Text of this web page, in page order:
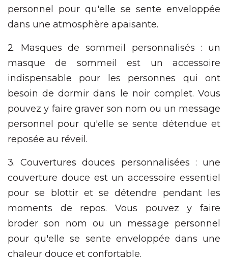
personnel pour qu'elle se sente enveloppée
dans une atmosphère apaisante.
2. Masques de sommeil personnalisés : un
masque de sommeil est un accessoire
indispensable pour les personnes qui ont
besoin de dormir dans le noir complet. Vous
pouvez y faire graver son nom ou un message
personnel pour qu'elle se sente détendue et
reposée au réveil.
3. Couvertures douces personnalisées : une
couverture douce est un accessoire essentiel
pour se blottir et se détendre pendant les
moments de repos. Vous pouvez y faire
broder son nom ou un message personnel
pour qu'elle se sente enveloppée dans une
chaleur douce et confortable.